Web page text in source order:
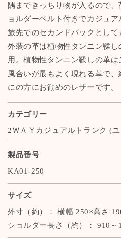
モ
デ
ル】
モ
デ
ル】
隅まできっちり物が入るので
ョルダーベルト付きでカジュ
旅先でのセカンドバックとして
外装の革は植物性タンニン鞣
用。植物性タンニン鞣しの革
風合いが最もよく現れる革で
にの方にお勧めのレザーです。
カテゴリー
2ＷＡＹカジュアルトランク (
製品番号
KA01-250
サイズ
外寸（約）： 横幅 250×高さ
ショルダー長さ（約）： 910～